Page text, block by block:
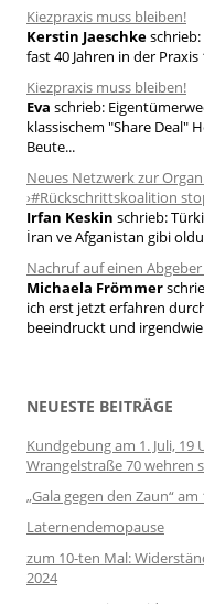
h
:
Kiezpraxis muss bleiben!
Kerstin Jaeschkeschrieb:
fast 40 Jahren in der
Kiezpraxis muss bleiben!
Eva schrieb:
klassischem "Share Deal"
Beute...
Neues Netzwerk zur
›#Rückschrittskoalition
Irfan Keskin schrieb:
İran ve Afganistan gibi
Nachruf auf einen Abgeber
Michaela Frömmer
ich erst jetzt erfahren
beeindruckt und
NEUESTE BEITRÄGE
Kundgebung am 1. Juli,
Wrangelstraße 70 wehren
„Gala gegen den Zaun“ am
Laternendemopause
zum 10-ten Mal:
2024